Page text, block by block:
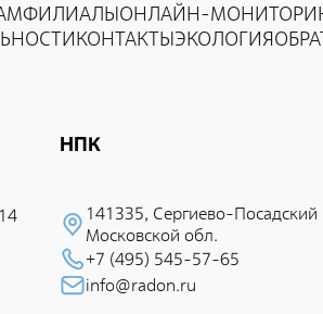
ФИЛИАЛЫОНЛАЙН-
КОНТАКТЫЭКОЛОГИЯ
НПК
141335, Сеpгиево-Посадский
Московской обл.
+7 (495) 545-57-65
info@radon.ru